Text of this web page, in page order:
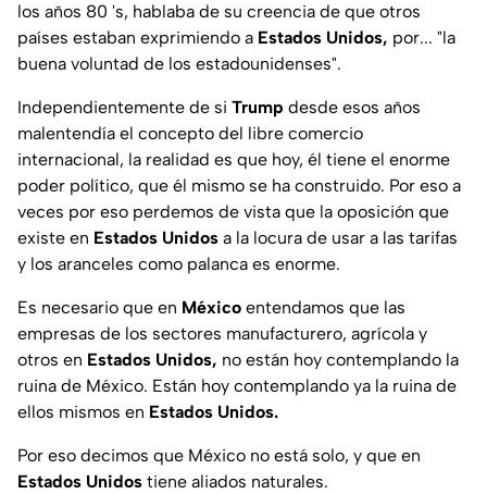
los años 80 's, hablaba de su creencia de que otros
países estaban exprimiendo a Estados Unidos, por... "la
buena voluntad de los estadounidenses".
Independientemente de si Trump desde esos años
malentendía el concepto del libre comercio
internacional, la realidad es que hoy, él tiene el enorme
poder político, que él mismo se ha construido. Por eso a
veces por eso perdemos de vista que la oposición que
existe en Estados Unidos a la locura de usar a las tarifas
y los aranceles como palanca es enorme.
Es necesario que en México entendamos que las
empresas de los sectores manufacturero, agrícola y
otros en Estados Unidos, no están hoy contemplando la
ruina de México. Están hoy contemplando ya la ruina de
ellos mismos en Estados Unidos.
Por eso decimos que México no está solo, y que en
Estados Unidos tiene aliados naturales.